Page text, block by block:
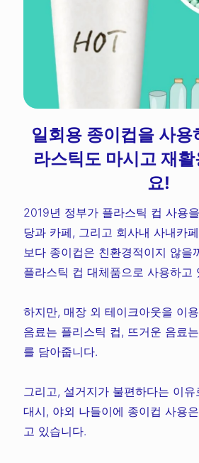
일회용 종이컵을 사용
라스틱도 마시고 재활
요!
2019년 정부가 플라스틱 컵 사용
당과 카페, 그리고 회사내 사내카
보다 종이컵은 친환경적이지 않을
플라스틱 컵 대체품으로 사용하고
하지만, 매장 외 테이크아웃을 이
음료는 플리스틱 컵, 뜨거운 음료
를 담아줍니다.
그리고, 설거지가 불편하다는 이
대시, 야외 나들이에 종이컵 사용
고 있습니다.